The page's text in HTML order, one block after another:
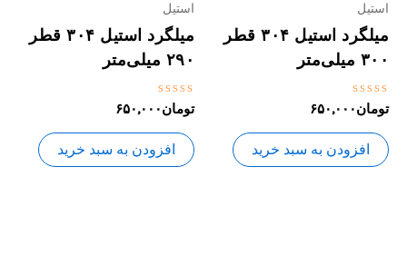
استیل
میلگرد استیل ۳۰۴ قطر
۳۰۰ میلی‌متر
نمره
0
از
5
تومان۶۵۰,۰۰۰
افزودن به سبد خرید
استیل
میلگرد استیل ۳۰۴ قطر
۲۹۰ میلی‌متر
نمره
0
از
5
تومان۶۵۰,۰۰۰
افزودن به سبد خرید